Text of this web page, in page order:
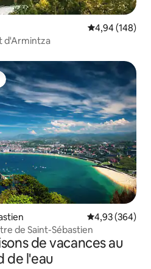
Évaluation
4,94 (148)
d'Armintza
Évaluation
4,93 (364)
de Saint-Sébastien
de vacances au
de l'eau